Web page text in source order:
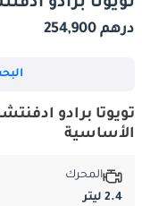
تويوتا برادو ادفنتشر
درهم 254,900
الأساسية
المحرك
2.4 ليتر